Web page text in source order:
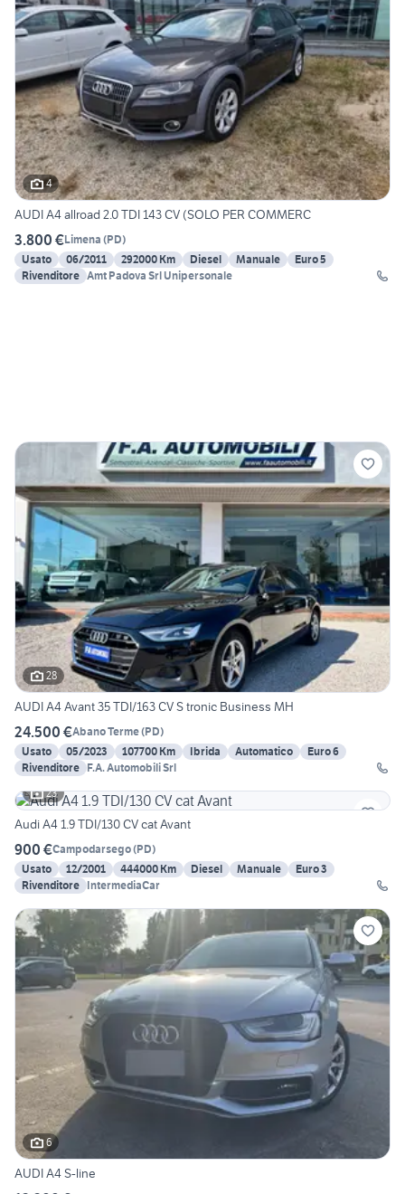
4
AUDI A4 allroad 2.0 TDI 143 CV (SOLO PER COMMERC
3.800 €Limena (PD)
Usato
06/2011 292000 Km Diesel Manuale
Euro 5
Rivenditore Amt Padova Srl Unipersonale
28
AUDI A4 Avant 35 TDI/163 CV S tronic Business MH
24.500 €Abano Terme(PD)
Usato
05/2023 107700 Km Ibrida Automatico
Euro 6
Rivenditore F.A. Automobili Srl
23
Audi A4 1.9 TDI/130 CV cat Avant
900 €Campodarsego(PD)
Usato
12/2001 444000 Km Diesel Manuale
Euro 3
Rivenditore IntermediaCar
6
AUDI A4 S-line